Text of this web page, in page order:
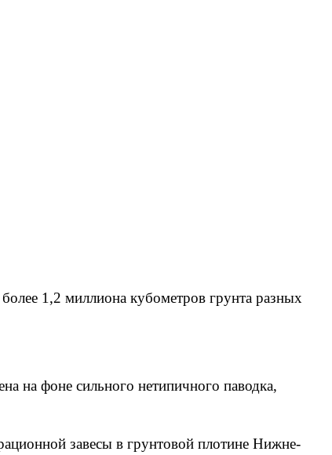
1,2 миллиона кубометров грунта разных
на фоне сильного нетипичного паводка,
завесы в грунтовой плотине Нижне-